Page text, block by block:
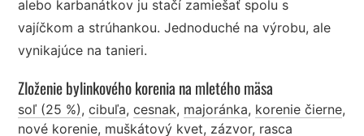
alebo karbanátkov ju stačí zamiešať spolu s
vajíčkom a strúhankou. Jednoduché na výrobu, ale
vynikajúce na tanieri.
Zloženie bylinkového korenia na mletého mäsa
soľ (25 %),cibuľa,cesnak, majoránka, korenie čierne,
nové korenie, muškátový kvet, zázvor, rasca